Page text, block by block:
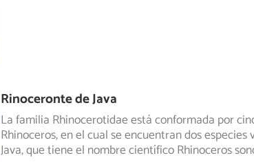
Rinoceronte de Java
La familia Rhinocerotidae está conformada por
Rhinoceros, en el cual se encuentrandos especies
Java, que tiene el nombre científico Rhinoceros